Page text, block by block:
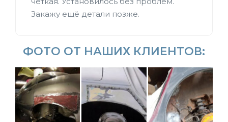
Закажу ещё детали позже.
ФОТО ОТ НАШИХ КЛИЕНТОВ: